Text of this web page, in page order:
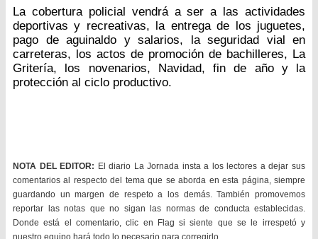
La cobertura policial vendrá a ser a las actividades
deportivas y recreativas, la entrega de los juguetes,
pago de aguinaldo y salarios, la seguridad vial en
carreteras, los actos de promoción de bachilleres, La
Gritería, los novenarios, Navidad, fin de año y la
protección al ciclo productivo.
NOTA DEL EDITOR: El diario La Jornada insta a los lectores a dejar sus
comentarios al respecto del tema que se aborda en esta página, siempre
guardando un margen de respeto a los demás. También promovemos
reportar las notas que no sigan las normas de conducta establecidas.
Donde está el comentario, clic en Flag si siente que se le irrespetó y
nuestro equipo hará todo lo necesario para corregirlo.